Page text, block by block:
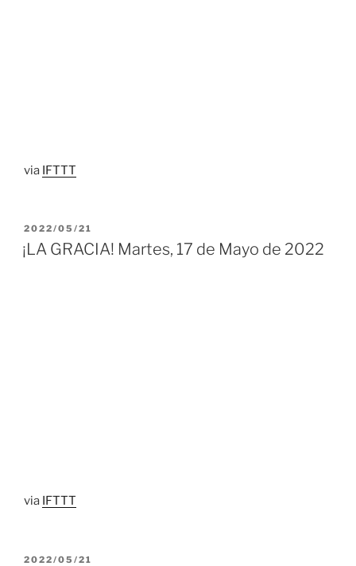
via IFTTT
PUBLICADO
EL
2022/05/21
¡LA GRACIA! Martes, 17 de Mayo de 2022
via IFTTT
PUBLICADO
2022/05/21